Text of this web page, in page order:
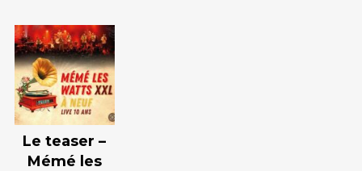
Le teaser –
Mémé les